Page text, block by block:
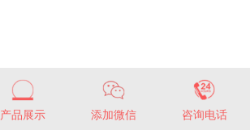
产品展示 添加微信 咨询电话